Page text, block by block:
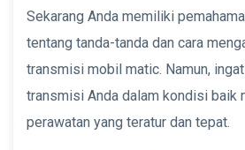
Sekarang Anda memiliki
tentang tanda-tanda dan cara
transmisi mobil matic. Namun,
transmisi Anda dalam kondisi baik
perawatan yang teratur dan tepat.